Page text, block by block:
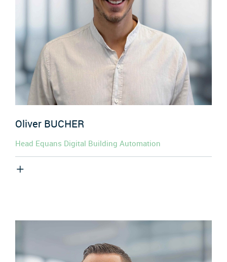
Oliver BUCHER
Head Equans Digital Building Automation